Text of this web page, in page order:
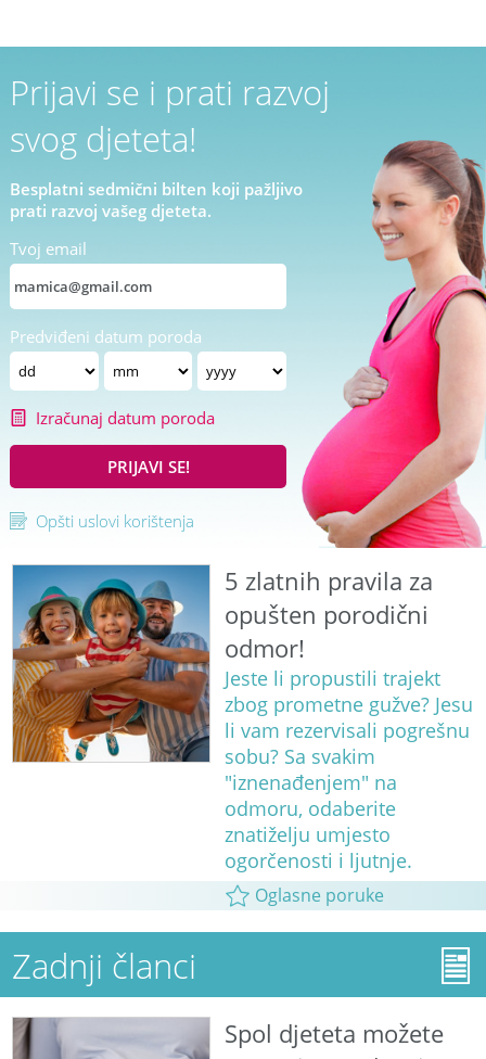
Prijavi se i prati razvoj
svog djeteta!
Besplatni sedmični bilten koji pažljivo
prati razvoj vašeg djeteta.
Tvoj email
Predviđeni datum poroda
Izračunaj datum poroda
PRIJAVI SE!
Opšti uslovi korištenja
5 zlatnih pravila za
opušten porodični
odmor!
Jeste li propustili trajekt
zbog prometne gužve? Jesu
li vam rezervisali pogrešnu
sobu? Sa svakim
"iznenađenjem" na
odmoru, odaberite
znatiželju umjesto
ogorčenosti i ljutnje.
Oglasne poruke
Zadnji članci
Spol djeteta možete